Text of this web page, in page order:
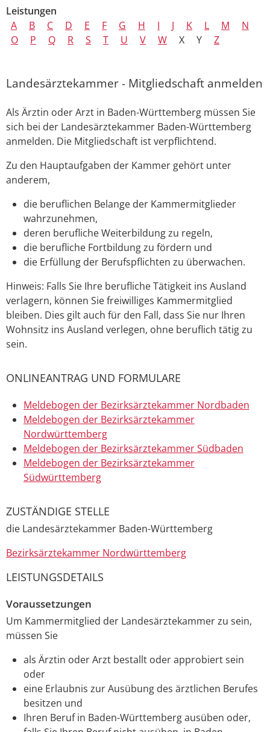
Leistungen
A
B C D E F G H I J K L M
N
O
P Q R S T U V W X Y Z
Landesärztekammer - Mitgliedschaft anmelden
Als Ärztin oder Arzt in Baden-Württemberg müssen Sie
sich bei der Landesärztekammer Baden-Württemberg
anmelden. Die Mitgliedschaft ist verpflichtend.
Zu den Hauptaufgaben der Kammer gehört unter
anderem,
die beruflichen Belange der Kammermitglieder
wahrzunehmen,
deren berufliche Weiterbildung zu regeln,
die berufliche Fortbildung zu fördern und
die Erfüllung der Berufspflichten zu überwachen.
Hinweis: Falls Sie Ihre berufliche Tätigkeit ins Ausland
verlagern, können Sie freiwilliges Kammermitglied
bleiben. Dies gilt auch für den Fall, dass Sie nur Ihren
Wohnsitz ins Ausland verlegen, ohne beruflich tätig zu
sein.
ONLINEANTRAG UND FORMULARE
Meldebogen der Bezirksärztekammer Nordbaden
Meldebogen der Bezirksärztekammer
Nordwürttemberg
Meldebogen der Bezirksärztekammer Südbaden
Meldebogen der Bezirksärztekammer
Südwürttemberg
ZUSTÄNDIGE STELLE
die Landesärztekammer Baden-Württemberg
Bezirksärztekammer Nordwürttemberg
LEISTUNGSDETAILS
Voraussetzungen
Um Kammermitglied der Landesärztekammer zu sein,
müssen Sie
als Ärztin oder Arzt bestallt oder approbiert sein
oder
eine Erlaubnis zur Ausübung des ärztlichen Berufes
besitzen und
Ihren Beruf in Baden-Württemberg ausüben oder,